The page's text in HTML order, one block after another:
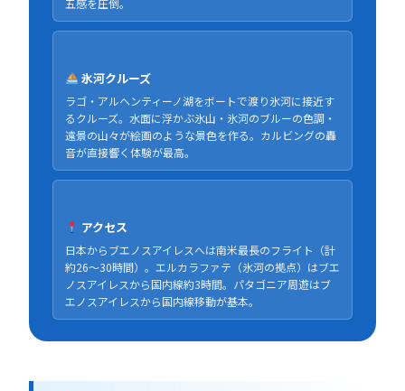
氷河クルーズ
ラゴ・アルヘンティーノ湖をボートで渡り氷河に接近す
るクルーズ。水面に浮かぶ氷山・氷河のブルーの色調・
遠景の山々が絵画のような景色を作る。カルビングの轟
音が直接響く体験が最高。
アクセス
日本からブエノスアイレスへは南米最長のフライト（計
約26〜30時間）。エルカラファテ（氷河の拠点）はブエ
ノスアイレスから国内線約3時間。パタゴニア周遊はブ
エノスアイレスから国内線移動が基本。